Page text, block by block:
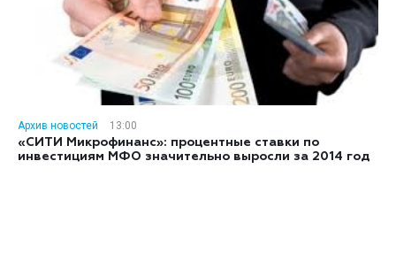
Архив новостей
13:00
«СИТИ Микрофинанс»: процентные ставки по
инвестициям МФО значительно выросли за 2014 год